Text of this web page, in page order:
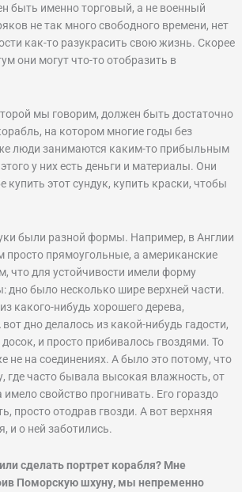
быть именно торговый, а не военный
не так много свободного времени, нет
как-то разукрасить свою жизнь. Скорее
они могут что-то отобразить в
мы говорим, должен быть достаточно
на котором многие годы без
люди занимаются каким-то прибыльным
у них есть деньги и материалы. Они
купить этот сундук, купить краски, чтобы
были разной формы. Например, в Англии
просто прямоугольные, а американские
что для устойчивости имели форму
дно было несколько шире верхней части.
какого-нибудь хорошего дерева,
дно делалось из какой-нибудь гадости,
и просто прибивалось гвоздями. То
не на соединениях. А было это потому, что
где часто бывала высокая влажность, от
имело свойство прогнивать. Его гораздо
просто отодрав гвозди. А вот верхняя
и о ней заботились.
сделать портрет корабля? Мне
Поморскую шхуну, мы непременно